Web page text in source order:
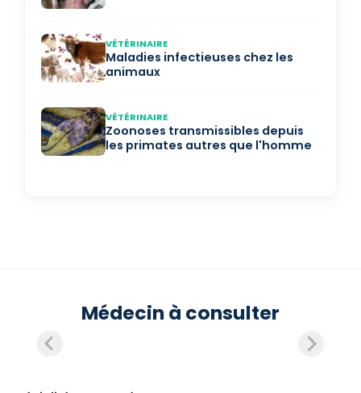
VÉTÉRINAIRE
Maladies infectieuses chez les
animaux
VÉTÉRINAIRE
Zoonoses transmissibles depuis
les primates autres que l'homme
Médecin à consulter